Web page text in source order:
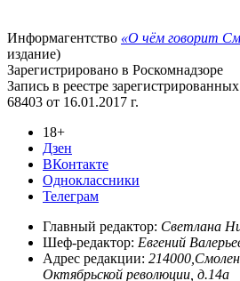
Информагентство «О чём говорит
издание)
Зарегистрировано в Роскомнадзоре
Запись в реестре
68403 от 16.01.2017 г.
18+
Дзен
ВКонтакте
Одноклассники
Телеграм
Главный редактор: Светлана
Шеф-редактор: Евгений
Адрес редакции:
Октябрьской революции, д.14а